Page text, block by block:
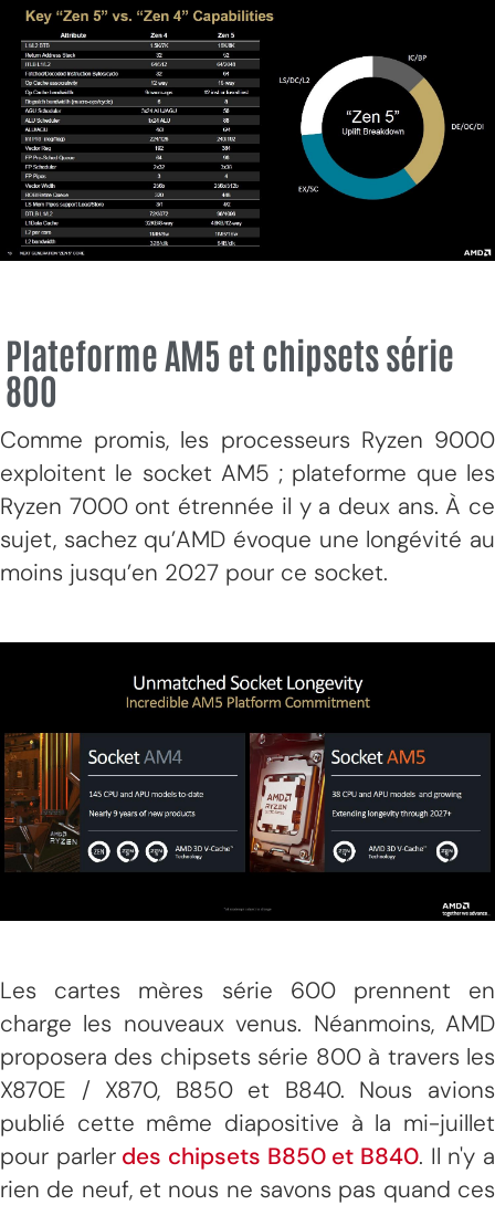
Plateforme AM5 et chipsets série
800
Comme promis, les processeurs Ryzen 9000
exploitent le socket AM5 ; plateforme que les
Ryzen 7000 ont étrennée il y a deux ans. À ce
sujet, sachez qu’AMD évoque une longévité au
moins jusqu’en 2027 pour ce socket.
Les cartes mères série 600 prennent en
charge les nouveaux venus. Néanmoins, AMD
proposera des chipsets série 800 à travers les
X870E / X870, B850 et B840. Nous avions
publié cette même diapositive à la mi-juillet
pour parlerdes chipsets B850 et B840. Il n'y a
rien de neuf, et nous ne savons pas quand ces